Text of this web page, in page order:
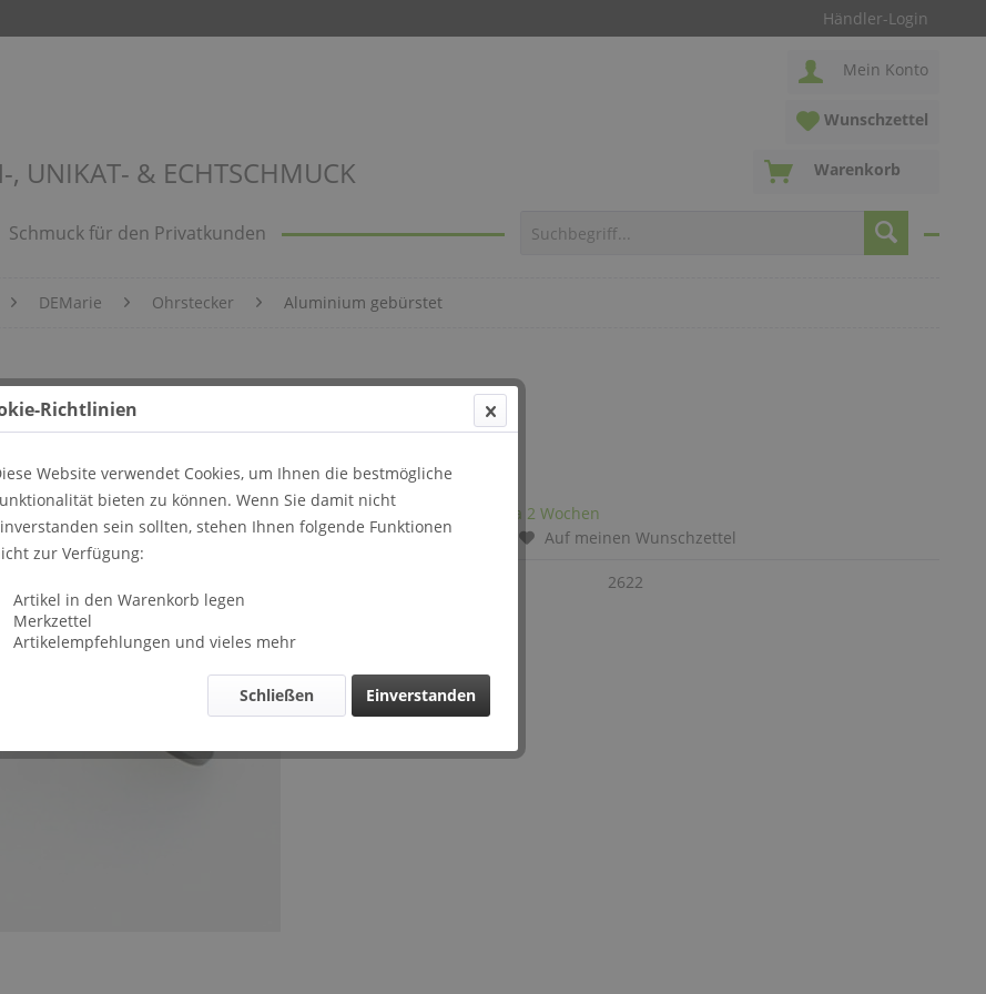
Händler-Login
, UNIKAT- & ECHTSCHMUCK
Mein Konto
Wunschzettel
Warenkorb
Schmuck für den Privatkunden
DEMarie Ohrstecker Aluminium gebürstet
Lieferzeit: ca 2 Wochen
Vergleichen
Auf meinen Wunschzettel
2622
Richtlinien
Website verwendet Cookies, um Ihnen die bestmögliche
bieten zu können. Wenn Sie damit nicht
sein sollten, stehen Ihnen folgende Funktionen
zur Verfügung:
Artikel in den Warenkorb legen
Merkzettel
Artikelempfehlungen und vieles mehr
Einverstanden
Schließen